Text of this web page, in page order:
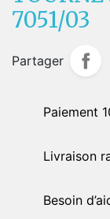
7051/03
Partager
Paiement
Livraison
Besoin